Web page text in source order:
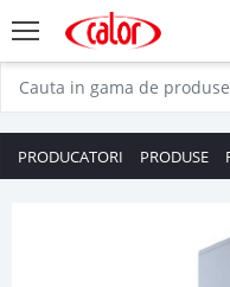
PRODUCATORI PRODUSE